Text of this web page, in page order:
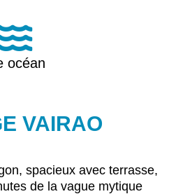
océan
VAIRAO
spacieux avec terrasse,
de la vague mytique